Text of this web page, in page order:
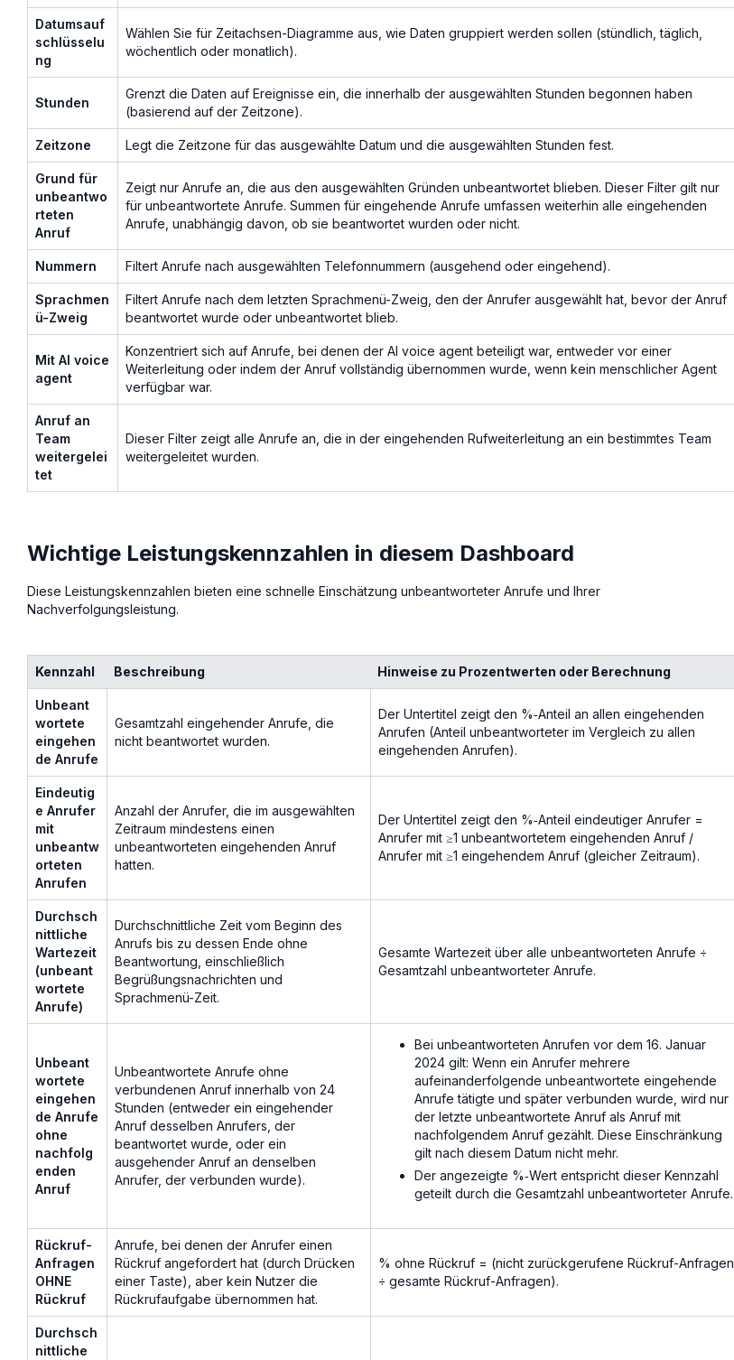
Datumsauf
schlüsselu
ng
Wählen Sie für Zeitachsen-Diagramme aus, wie Daten gruppiert werden sollen (stündlich, täglich,
wöchentlich oder monatlich).
Stunden
Grenzt die Daten auf Ereignisse ein, die innerhalb der ausgewählten Stunden begonnen haben
(basierend auf der Zeitzone).
Zeitzone Legt die Zeitzone für das ausgewählte Datum und die ausgewählten Stunden fest.
Grund für
unbeantwo
rteten
Anruf
Zeigt nur Anrufe an, die aus den ausgewählten Gründen unbeantwortet blieben. Dieser Filter gilt nur
für unbeantwortete Anrufe. Summen für eingehende Anrufe umfassen weiterhin alle eingehenden
Anrufe, unabhängig davon, ob sie beantwortet wurden oder nicht.
Nummern Filtert Anrufe nach ausgewählten Telefonnummern (ausgehend oder eingehend).
Sprachmen
ü-Zweig
Filtert Anrufe nach dem letzten Sprachmenü-Zweig, den der Anrufer ausgewählt hat, bevor der Anruf
beantwortet wurde oder unbeantwortet blieb.
Mit AI voice
agent
Konzentriert sich auf Anrufe, bei denen der AI voice agent beteiligt war, entweder vor einer
Weiterleitung oder indem der Anruf vollständig übernommen wurde, wenn kein menschlicher Agent
verfügbar war.
Anruf an
Team
weitergelei
tet
Dieser Filter zeigt alle Anrufe an, die in der eingehenden Rufweiterleitung an ein bestimmtes Team
weitergeleitet wurden.
Wichtige Leistungskennzahlen in diesem Dashboard
Diese Leistungskennzahlen bieten eine schnelle Einschätzung unbeantworteter Anrufe und Ihrer
Nachverfolgungsleistung.
Kennzahl Beschreibung Hinweise zu Prozentwerten oder Berechnung
Unbeant
wortete
eingehen
de Anrufe
Gesamtzahl eingehender Anrufe, die
nicht beantwortet wurden.
Der Untertitel zeigt den %‑Anteil an allen eingehenden
Anrufen (Anteil unbeantworteter im Vergleich zu allen
eingehenden Anrufen).
Eindeutig
e Anrufer
mit
unbeantw
orteten
Anrufen
Anzahl der Anrufer, die im ausgewählten
Zeitraum mindestens einen
unbeantworteten eingehenden Anruf
hatten.
Der Untertitel zeigt den %‑Anteil eindeutiger Anrufer =
Anrufer mit ≥1 unbeantwortetem eingehenden Anruf /
Anrufer mit ≥1 eingehendem Anruf (gleicher Zeitraum).
Durchsch
nittliche
Wartezeit
(unbeant
wortete
Anrufe)
Durchschnittliche Zeit vom Beginn des
Anrufs bis zu dessen Ende ohne
Beantwortung, einschließlich
Begrüßungsnachrichten und
Sprachmenü-Zeit.
Gesamte Wartezeit über alle unbeantworteten Anrufe ÷
Gesamtzahl unbeantworteter Anrufe.
Unbeant
wortete
eingehen
de Anrufe
ohne
nachfolg
enden
Anruf
Unbeantwortete Anrufe ohne
verbundenen Anruf innerhalb von 24
Stunden (entweder ein eingehender
Anruf desselben Anrufers, der
beantwortet wurde, oder ein
ausgehender Anruf an denselben
Anrufer, der verbunden wurde).
Bei unbeantworteten Anrufen vor dem 16. Januar
2024 gilt: Wenn ein Anrufer mehrere
aufeinanderfolgende unbeantwortete eingehende
Anrufe tätigte und später verbunden wurde, wird nur
der letzte unbeantwortete Anruf als Anruf mit
nachfolgendem Anruf gezählt. Diese Einschränkung
gilt nach diesem Datum nicht mehr.
Der angezeigte %‑Wert entspricht dieser Kennzahl
geteilt durch die Gesamtzahl unbeantworteter Anrufe.
Rückruf-
Anfragen
OHNE
Rückruf
Anrufe, bei denen der Anrufer einen
Rückruf angefordert hat (durch Drücken
einer Taste), aber kein Nutzer die
Rückrufaufgabe übernommen hat.
% ohne Rückruf = (nicht zurückgerufene Rückruf-Anfragen
÷ gesamte Rückruf-Anfragen).
Durchsch
nittliche